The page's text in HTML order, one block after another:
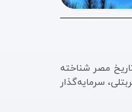
مصر شناخته
سرمایه‌گذار